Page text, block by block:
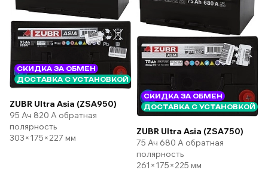
СКИДКА ЗА ОБМЕН
ДОСТАВКА С УСТАНОВКОЙ
ZUBR Ultra Asia (ZSA950)
95 Ач 820 А обратная
полярность
303×175×227 мм
СКИДКА ЗА ОБМЕН
ДОСТАВКА С УСТАНОВКОЙ
ZUBR Ultra Asia (ZSA750)
75 Ач 680 А обратная
полярность
261×175×225 мм